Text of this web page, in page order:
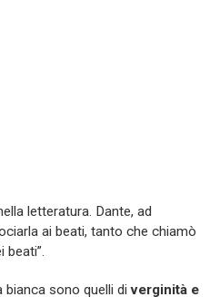
letteratura. Dante, ad
ai beati, tanto che chiamò
beati”.
bianca sono quelli diverginità e